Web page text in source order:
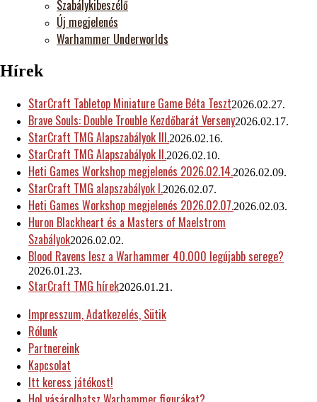
Szabálykibeszélő
Új megjelenés
Warhammer Underworlds
Hírek
StarCraft Tabletop Miniature Game Béta Teszt2026.02.27.
Brave Souls: Double Trouble Kezdőbarát Verseny2026.02.17.
StarCraft TMG Alapszabályok III.2026.02.16.
StarCraft TMG Alapszabályok II.2026.02.10.
Heti Games Workshop megjelenés 2026.02.14.2026.02.09.
StarCraft TMG alapszabályok I.2026.02.07.
Heti Games Workshop megjelenés 2026.02.07.2026.02.03.
Huron Blackheart és a Masters of Maelstrom
Szabályok2026.02.02.
Blood Ravens lesz a Warhammer 40.000 legújabb serege?
2026.01.23.
StarCraft TMG hírek2026.01.21.
Impresszum, Adatkezelés, Sütik
Rólunk
Partnereink
Kapcsolat
Itt keress játékost!